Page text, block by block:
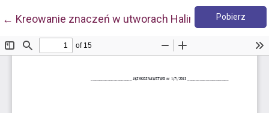
← Wróć do szczegółów artykułu
Kreowanie znaczeń w utworach Haliny Pobierz